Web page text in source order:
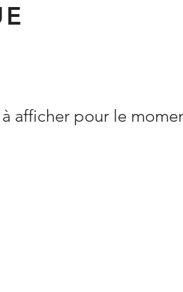
afficher pour le